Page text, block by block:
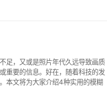
足，又或是照片年代久远导致画质
重要的信息。好在，随着科技的发
本文将为大家介绍4种实用的模糊